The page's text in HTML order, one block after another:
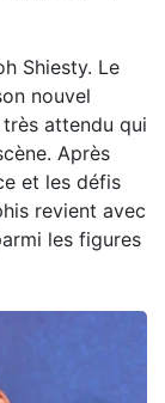
Shiesty. Le
nouvel
attendu qui
Après
et les défis
revient avec
les figures